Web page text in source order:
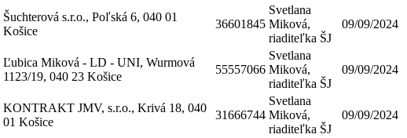
Šuchterová s.r.o., Poľská 6, 040 01
Košice
36601845
Svetlana
Miková,
riaditeľka ŠJ
09/09/2024
Ľubica Miková - LD - UNI, Wurmová
1123/19, 040 23 Košice
55557066
Svetlana
Miková,
riaditeľka ŠJ
09/09/2024
KONTRAKT JMV, s.r.o., Krivá 18, 040
01 Košice
31666744
Svetlana
Miková,
riaditeľka ŠJ
09/09/2024